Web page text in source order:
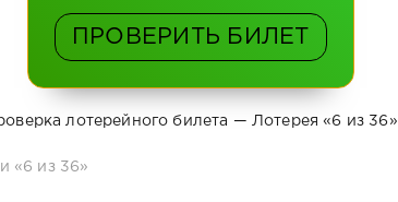
ПРОВЕРИТЬ БИЛЕТ
лотерейного билета — Лотерея «6 из 36»
«6 из 36»